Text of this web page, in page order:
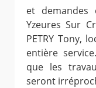
et
Yzeures Sur
PETRY Tony,
entière
que les
seront